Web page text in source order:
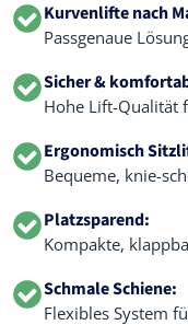
Kurvenlifte nach
Passgenaue
Sicher &
Hohe Lift-Qualität
Ergonomisch
Bequeme, knie-
Platzsparend:
Kompakte,
Schmale Schiene:
Flexibles System